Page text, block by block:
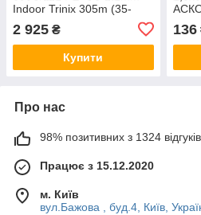
Indoor Trinix 305m (35-
2 925 ₴
Купити
136
Про нас
98% позитивних з 1324
Працює з 15.12.2020
м. Київ
вул.Бажова , буд.4, Київ,